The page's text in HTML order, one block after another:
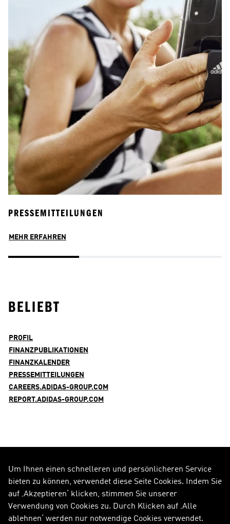
PRESSEMITTEILUNGEN
MEHR ERFAHREN
BELIEBT
PROFIL
FINANZPUBLIKATIONEN
FINANZKALENDER
PRESSEMITTEILUNGEN
CAREERS.ADIDAS-GROUP.COM
REPORT.ADIDAS-GROUP.COM
FOLGE UNS AUF
Alle Social Media Kanäle
Um Ihnen einen schnelleren und persönlicheren Service
bieten zu können, verwendet diese Seite Cookies. Indem Sie
auf ‚Akzeptieren‘ klicken, stimmen Sie unserer
Verwendung von Cookies zu. Durch Klicken auf ‚Alle
ablehnen‘ werden nur notwendige Cookies verwendet.